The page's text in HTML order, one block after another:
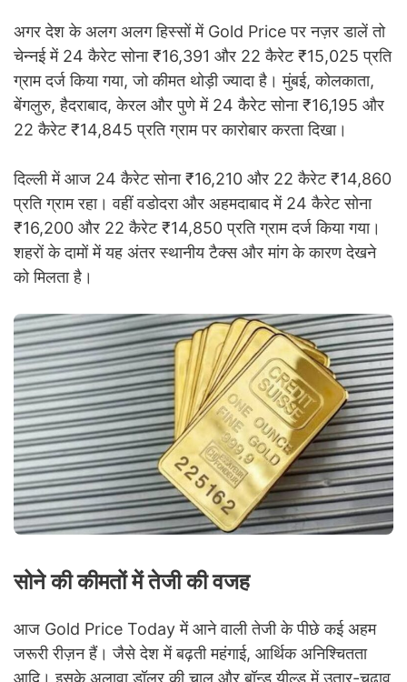
अगर देश के अलग अलग हिस्सों में Gold Price पर नज़र डालें तो
चेन्नई में 24 कैरेट सोना ₹16,391 और 22 कैरेट ₹15,025 प्रति
ग्राम दर्ज किया गया, जो कीमत थोड़ी ज्यादा है। मुंबई, कोलकाता,
बेंगलुरु, हैदराबाद, केरल और पुणे में 24 कैरेट सोना ₹16,195 और
22 कैरेट ₹14,845 प्रति ग्राम पर कारोबार करता दिखा।
दिल्ली में आज 24 कैरेट सोना ₹16,210 और 22 कैरेट ₹14,860
प्रति ग्राम रहा। वहीं वडोदरा और अहमदाबाद में 24 कैरेट सोना
₹16,200 और 22 कैरेट ₹14,850 प्रति ग्राम दर्ज किया गया।
शहरों के दामों में यह अंतर स्थानीय टैक्स और मांग के कारण देखने
को मिलता है।
सोने की कीमतों में तेजी की वजह
आज Gold Price Today में आने वाली तेजी के पीछे कई अहम
जरूरी रीज़न हैं। जैसे देश में बढ़ती महंगाई, आर्थिक अनिश्चितता